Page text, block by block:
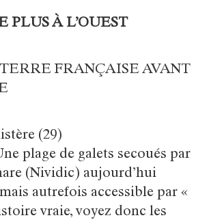
PLUS À L’OUEST
FRANÇAISE AVANT
(29)
plage de galets secoués par
(Nividic) aujourd’hui
autrefois accessible par «
vraie, voyez donc les